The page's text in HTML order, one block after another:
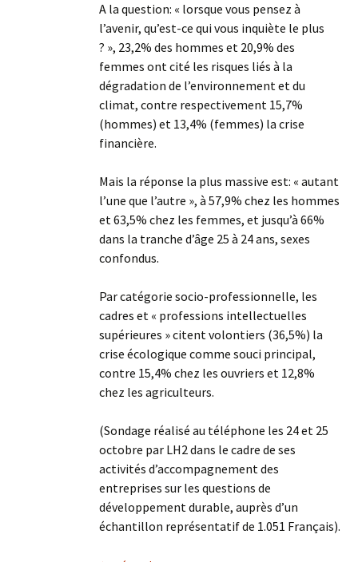
A la question: « lorsque vous pensez à
l’avenir, qu’est-ce qui vous inquiète le plus
? », 23,2% des hommes et 20,9% des
femmes ont cité les risques liés à la
dégradation de l’environnement et du
climat, contre respectivement 15,7%
(hommes) et 13,4% (femmes) la crise
financière.
Mais la réponse la plus massive est: « autant
l’une que l’autre », à 57,9% chez les hommes
et 63,5% chez les femmes, et jusqu’à 66%
dans la tranche d’âge 25 à 24 ans, sexes
confondus.
Par catégorie socio-professionnelle, les
cadres et « professions intellectuelles
supérieures » citent volontiers (36,5%) la
crise écologique comme souci principal,
contre 15,4% chez les ouvriers et 12,8%
chez les agriculteurs.
(Sondage réalisé au téléphone les 24 et 25
octobre par LH2 dans le cadre de ses
activités d’accompagnement des
entreprises sur les questions de
développement durable, auprès d’un
échantillon représentatif de 1.051 Français).